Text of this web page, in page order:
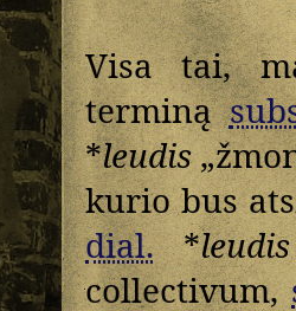
Visa tai,
terminą
*leudis
kurio bus
dial.*leudis
collectivum,